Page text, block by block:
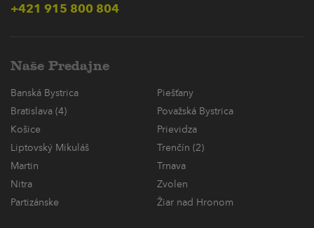
+421 915 800 804
Naše Predajne
Banská Bystrica
Piešťany
Bratislava (4)
Považská Bystrica
Košice
Prievidza
Liptovský Mikuláš
Trenčín (2)
Martin
Trnava
Nitra
Zvolen
Partizánske
Žiar nad Hronom